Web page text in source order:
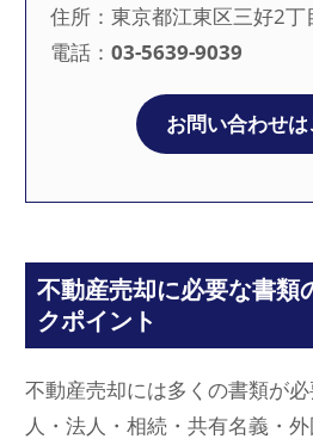
住所：東京都江東区三好2丁
電話：03-5639-9039
お問い合わせは
不動産売却に必要な書類
クポイント
不動産売却には多くの書類が
人・法人・相続・共有名義・